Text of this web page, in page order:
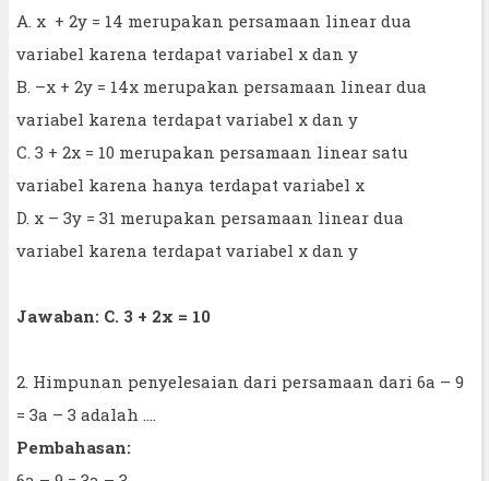
A. x + 2y = 14 merupakan persamaan linear dua
variabel karena terdapat variabel x dan y
B. –x + 2y = 14x merupakan persamaan linear dua
variabel karena terdapat variabel x dan y
C. 3 + 2x = 10 merupakan persamaan linear satu
variabel karena hanya terdapat variabel x
D. x – 3y = 31 merupakan persamaan linear dua
variabel karena terdapat variabel x dan y
Jawaban: C. 3 + 2x = 10
2. Himpunan penyelesaian dari persamaan dari 6a – 9
= 3a – 3 adalah ....
Pembahasan: